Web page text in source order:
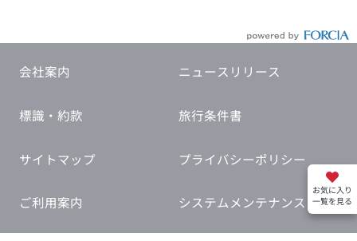
お気に入り
一覧を見る
会社案内 ニュースリリース
標識・約款 旅行条件書
サイトマップ プライバシーポリシー
ご利用案内 システムメンテナンス